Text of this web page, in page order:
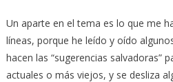
Un aparte en el tema es lo que me
líneas, porque he leído y oído
hacen las “sugerencias salvadoras”
actuales o más viejos, y se desliza